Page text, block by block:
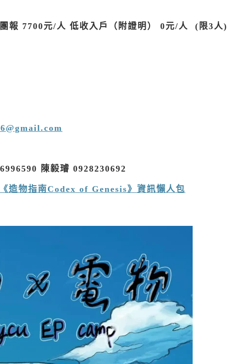
報 7700元/人 低收入戶（附證明） 0元/人 (限3人)
陳毅璿 0928230692
造物指南Codex of Genesis》資訊懶人包